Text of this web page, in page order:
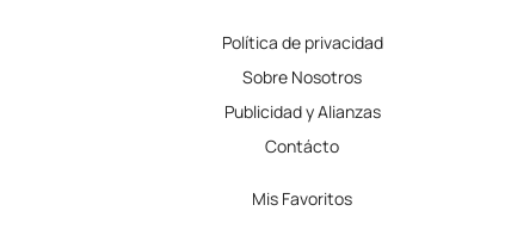
Política de privacidad
Sobre Nosotros
Publicidad y Alianzas
Contácto
Mis Favoritos